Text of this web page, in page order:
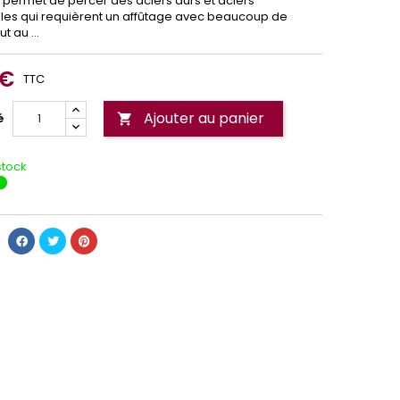
qui requièrent un affûtage avec beaucoup de
au ...
TTC
 Ajouter au panier